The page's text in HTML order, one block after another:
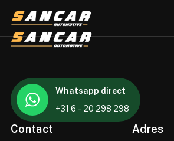
Diensten
Over ons
Whatsapp direct
+31 6 - 20 298 298
Contact Adres